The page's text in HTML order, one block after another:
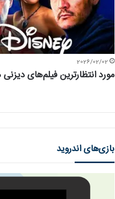
2026/02/02
مورد انتظار‌ترین فیلم‌های دیزنی در
بازی‌های اندروید